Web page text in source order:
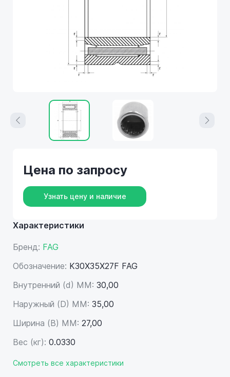
Характеристики
Бренд: FAG
Обозначение: K30X35X27F FAG
Внутренний (d) ММ: 30,00
Наружный (D) ММ: 35,00
Ширина (B) MM: 27,00
Вес (кг): 0.0330
Смотреть все характеристики
Цена по запросу
Узнать цену и наличие